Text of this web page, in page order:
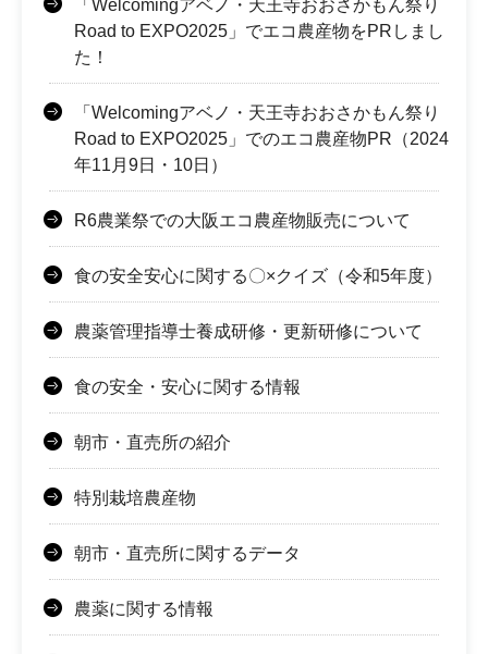
「Welcomingアベノ・天王寺おおさかもん祭り
Road to EXPO2025」でエコ農産物をPRしまし
た！
「Welcomingアベノ・天王寺おおさかもん祭り
Road to EXPO2025」でのエコ農産物PR（2024
年11月9日・10日）
R6農業祭での大阪エコ農産物販売について
食の安全安心に関する〇×クイズ（令和5年度）
農薬管理指導士養成研修・更新研修について
食の安全・安心に関する情報
朝市・直売所の紹介
特別栽培農産物
朝市・直売所に関するデータ
農薬に関する情報